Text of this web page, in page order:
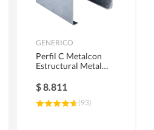
GENERICO
Perfil C Metalcon
Estructural Metal
$8.811
(93)